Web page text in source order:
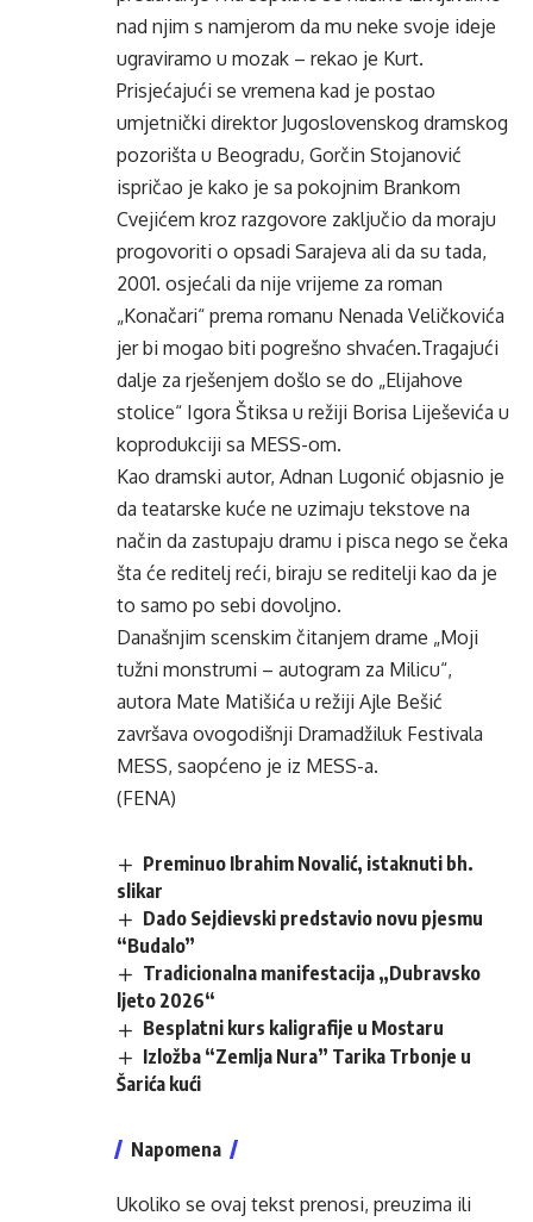
nad njim s namjerom da mu neke svoje ideje
ugraviramo u mozak – rekao je Kurt.
Prisjećajući se vremena kad je postao
umjetnički direktor Jugoslovenskog dramskog
pozorišta u Beogradu, Gorčin Stojanović
ispričao je kako je sa pokojnim Brankom
Cvejićem kroz razgovore zaključio da moraju
progovoriti o opsadi Sarajeva ali da su tada,
2001. osjećali da nije vrijeme za roman
„Konačari“ prema romanu Nenada Veličkovića
jer bi mogao biti pogrešno shvaćen.Tragajući
dalje za rješenjem došlo se do „Elijahove
stolice“ Igora Štiksa u režiji Borisa Liješevića u
koprodukciji sa MESS-om.
Kao dramski autor, Adnan Lugonić objasnio je
da teatarske kuće ne uzimaju tekstove na
način da zastupaju dramu i pisca nego se čeka
šta će reditelj reći, biraju se reditelji kao da je
to samo po sebi dovoljno.
Današnjim scenskim čitanjem drame „Moji
tužni monstrumi – autogram za Milicu“,
autora Mate Matišića u režiji Ajle Bešić
završava ovogodišnji Dramadžiluk Festivala
MESS, saopćeno je iz MESS-a.
(FENA)
Preminuo Ibrahim Novalić, istaknuti bh.
slikar
Dado Sejdievski predstavio novu pjesmu
“Budalo”
Tradicionalna manifestacija „Dubravsko
ljeto 2026“
Besplatni kurs kaligrafije u Mostaru
Izložba “Zemlja Nura” Tarika Trbonje u
Šarića kući
Napomena
Ukoliko se ovaj tekst prenosi, preuzima ili